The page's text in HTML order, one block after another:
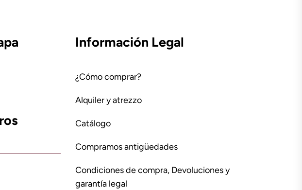
Información Legal
¿Cómo comprar?
Alquiler y atrezzo
Catálogo
Compramos antigüedades
Condiciones de compra, Devoluciones y
garantía legal